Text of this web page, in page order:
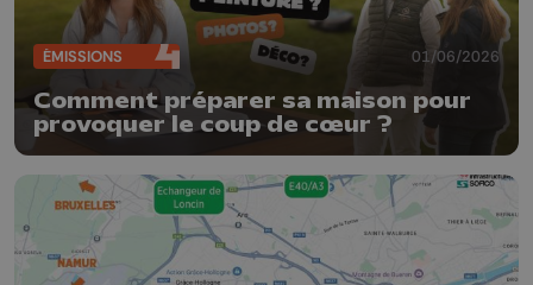
ÉMISSIONS 01/06/2026
Comment préparer sa maison pour
provoquer le coup de cœur ?